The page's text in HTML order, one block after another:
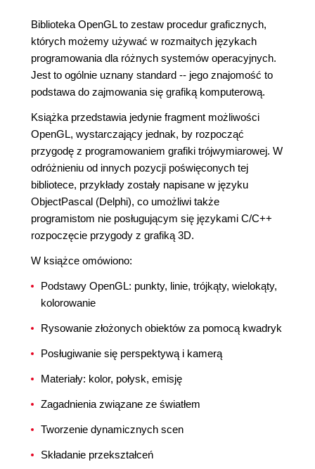
Biblioteka OpenGL to zestaw procedur graficznych,
których możemy używać w rozmaitych językach
programowania dla różnych systemów operacyjnych.
Jest to ogólnie uznany standard -- jego znajomość to
podstawa do zajmowania się grafiką komputerową.
Książka przedstawia jedynie fragment możliwości
OpenGL, wystarczający jednak, by rozpocząć
przygodę z programowaniem grafiki trójwymiarowej. W
odróżnieniu od innych pozycji poświęconych tej
bibliotece, przykłady zostały napisane w języku
ObjectPascal (Delphi), co umożliwi także
programistom nie posługującym się językami C/C++
rozpoczęcie przygody z grafiką 3D.
W książce omówiono:
Podstawy OpenGL: punkty, linie, trójkąty, wielokąty,
kolorowanie
Rysowanie złożonych obiektów za pomocą kwadryk
Posługiwanie się perspektywą i kamerą
Materiały: kolor, połysk, emisję
Zagadnienia związane ze światłem
Tworzenie dynamicznych scen
Składanie przekształceń